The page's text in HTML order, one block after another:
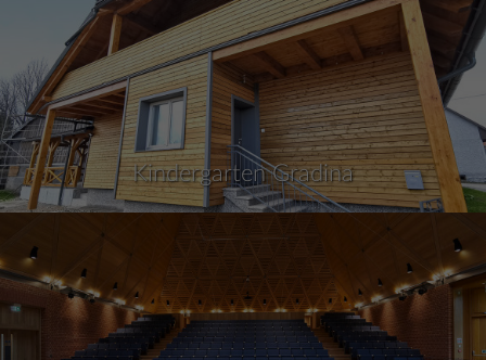
Kindergarten Gradina